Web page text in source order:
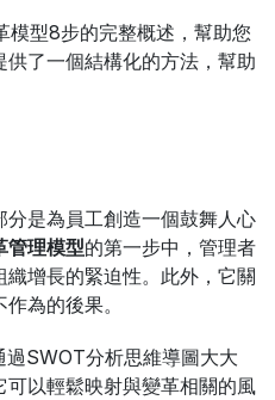
型8步的完整概述，幫助您
了一個結構化的方法，幫助
是為員工創造一個鼓舞人心
管理模型的第一步中，管理者
增長的緊迫性。此外，它關
為的後果。
SWOT分析思維導圖大大
以輕鬆映射與變革相關的風